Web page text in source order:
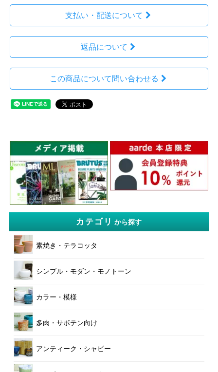
支払い・配送について
返品について
この商品について問い合わせる
カテゴリ から探す
素焼き・テラコッタ
シンプル・モダン・モノトーン
カラー・模様
多肉・サボテン向け
アンティーク・シャビー